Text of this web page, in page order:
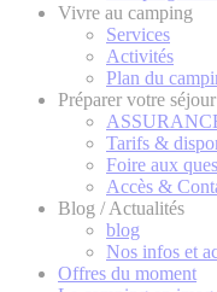
Vivre au camping
Services
Activités
Plan du
Préparer votre séjour
Tarifs &
Foire aux
Accès &
Blog / Actualités
blog
Nos infos et
Offres du moment